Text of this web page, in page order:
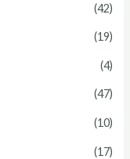
(42)
(19)
(4)
(47)
(10)
(17)